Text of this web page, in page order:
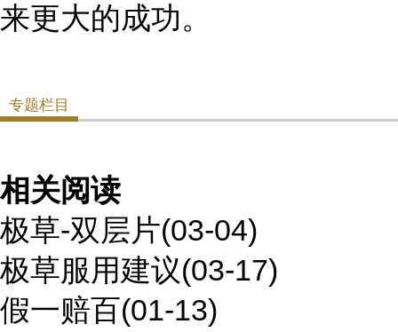
来更大的成功。
专题栏目
相关阅读
极草-双层片(03-04)
极草服用建议(03-17)
假一赔百(01-13)